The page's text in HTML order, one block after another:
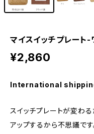
マイスイッチプレート-
¥2,860
International
スイッチプレートが変わ
アップするから不思議です